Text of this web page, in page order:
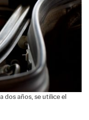
dos años, se utilice el